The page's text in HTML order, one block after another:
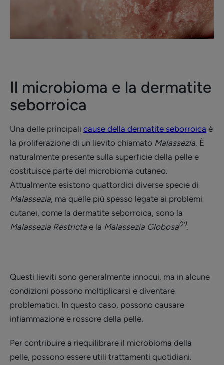
Il microbioma e la dermatite
seborroica
Una delle principali cause della dermatite seborroica è
la proliferazione di un lievito chiamato Malassezia. È
naturalmente presente sulla superficie della pelle e
costituisce parte del microbioma cutaneo.
Attualmente esistono quattordici diverse specie di
Malassezia, ma quelle più spesso legate ai problemi
cutanei, come la dermatite seborroica, sono la
Malassezia Restricta e la Malassezia Globosa(2).
Questi lieviti sono generalmente innocui, ma in alcune
condizioni possono moltiplicarsi e diventare
problematici. In questo caso, possono causare
infiammazione e rossore della pelle.
Per contribuire a riequilibrare il microbioma della
pelle, possono essere utili trattamenti quotidiani.